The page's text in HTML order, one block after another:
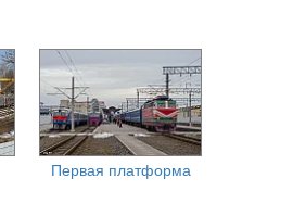
Первая платформа